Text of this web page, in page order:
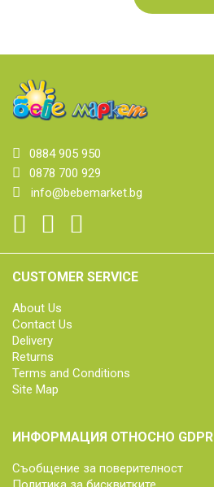
0884 905 950
0878 700 929
info@bebemarket.bg
CUSTOMER SERVICE
About Us
Contact Us
Delivery
Returns
Terms and Conditions
Site Map
ИНФОРМАЦИЯ ОТНОСНО GDPR
Съобщение за поверителност